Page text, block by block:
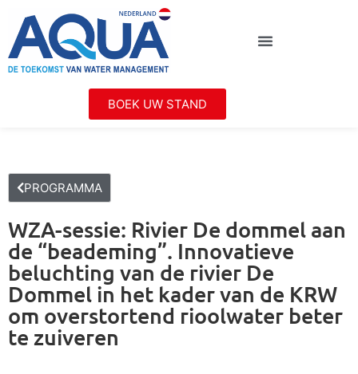
BOEK UW STAND
PROGRAMMA
WZA-sessie: Rivier De dommel aan
de “beademing”. Innovatieve
beluchting van de rivier De
Dommel in het kader van de KRW
om overstortend rioolwater beter
te zuiveren